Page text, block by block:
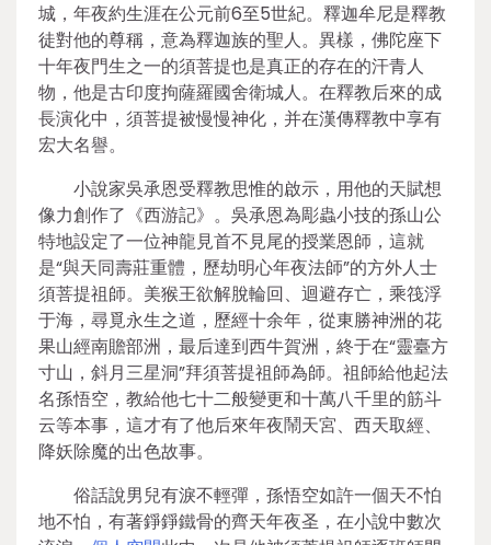
城，年夜約生涯在公元前6至5世紀。釋迦牟尼是釋教
徒對他的尊稱，意為釋迦族的聖人。異樣，佛陀座下
十年夜門生之一的須菩提也是真正的存在的汗青人
物，他是古印度拘薩羅國舍衛城人。在釋教后來的成
長演化中，須菩提被慢慢神化，并在漢傳釋教中享有
宏大名譽。
小說家吳承恩受釋教思惟的啟示，用他的天賦想
像力創作了《西游記》。吳承恩為彫蟲小技的孫山公
特地設定了一位神龍見首不見尾的授業恩師，這就
是“與天同壽莊重體，歷劫明心年夜法師”的方外人士
須菩提祖師。美猴王欲解脫輪回、迴避存亡，乘筏浮
于海，尋覓永生之道，歷經十余年，從東勝神洲的花
果山經南贍部洲，最后達到西牛賀洲，終于在“靈臺方
寸山，斜月三星洞”拜須菩提祖師為師。祖師給他起法
名孫悟空，教給他七十二般變更和十萬八千里的筋斗
云等本事，這才有了他后來年夜鬧天宮、西天取經、
降妖除魔的出色故事。
俗話說男兒有淚不輕彈，孫悟空如許一個天不怕
地不怕，有著錚錚鐵骨的齊天年夜圣，在小說中數次